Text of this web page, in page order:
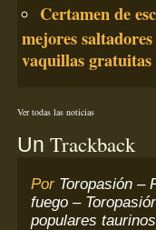
Certamen de
mejores
vaquillas gratuitas
Ver todas las noticias
Un Trackback
Por Toropasión –
fuego –
populares taurinos